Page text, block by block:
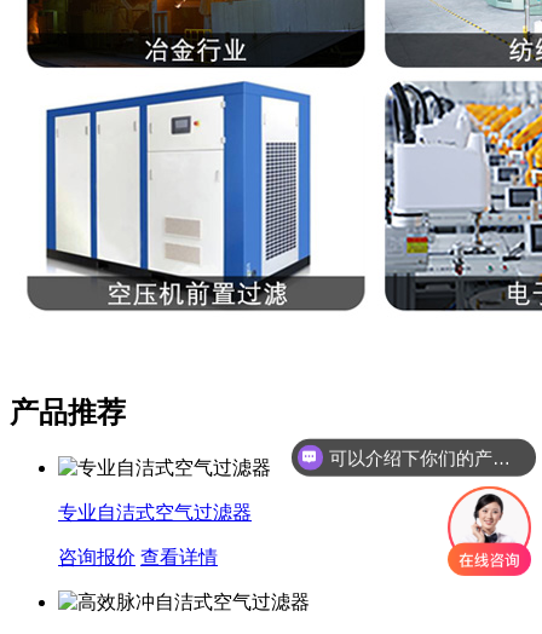
产品推荐
专业自洁式空气过滤器
咨询报价 查看详情
可以介绍下你们的产品么